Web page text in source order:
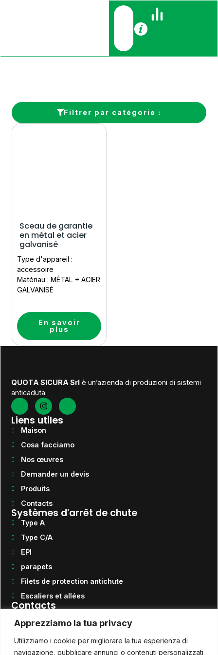
Apprezziamo la tua privacy
Utilizziamo i cookie per migliorare la tua esperienza di
navigazione, pubblicare annunci o contenuti personalizzati
Filtrer par catégorie :
Sceau de garantie
en métal et acier
galvanisé
Type d'appareil :
accessoire
Matériau : MÉTAL + ACIER
GALVANISÉ
En savoir
plus
QUOTA SICURA Srl è un’azienda di produzioni di sistemi
anticaduta.
Liens utiles
Maison
Cosa facciamo
Nos œuvres
Demander un devis
Produits
Contacts
Systèmes d'arrêt de chute
Type A
Type C/A
EPI
parapets
Filets de protection antichute
Escaliers et allées
Contacts
+39 0922 464054
info@quotasicura.com
QUOTA SICURA S.r.l. Unipersonale